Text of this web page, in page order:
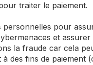
traiter le paiement.
pour
et assurer
la fraude car cela
des fins de paiement